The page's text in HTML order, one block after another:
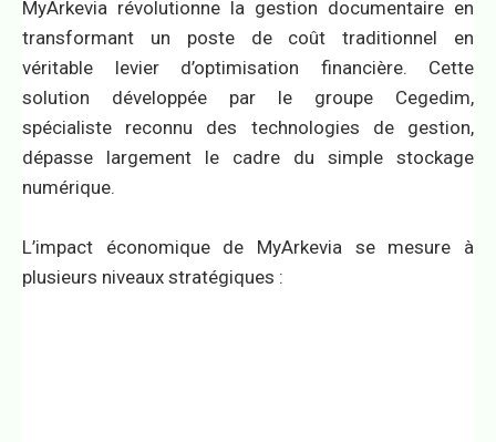
MyArkevia révolutionne la gestion documentaire en
transformant un poste de coût traditionnel en
véritable levier d’optimisation financière. Cette
solution développée par le groupe Cegedim,
spécialiste reconnu des technologies de gestion,
dépasse largement le cadre du simple stockage
numérique.
L’impact économique de MyArkevia se mesure à
plusieurs niveaux stratégiques :